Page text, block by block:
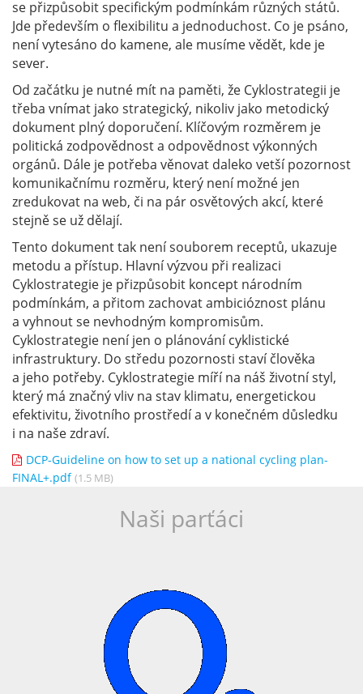
se přizpůsobit specifickým podmínkám různých států.
Jde především o flexibilitu a jednoduchost. Co je psáno,
není vytesáno do kamene, ale musíme vědět, kde je
sever.
Od začátku je nutné mít na paměti, že Cyklostrategii je
třeba vnímat jako strategický, nikoliv jako metodický
dokument plný doporučení. Klíčovým rozměrem je
politická zodpovědnost a odpovědnost výkonných
orgánů. Dále je potřeba věnovat daleko vetší pozornost
komunikačnímu rozměru, který není možné jen
zredukovat na web, či na pár osvětových akcí, které
stejně se už dělají.
Tento dokument tak není souborem receptů, ukazuje
metodu a přístup. Hlavní výzvou při realizaci
Cyklostrategie je přizpůsobit koncept národním
podmínkám, a přitom zachovat ambicióznost plánu
a vyhnout se nevhodným kompromisům.
Cyklostrategie není jen o plánování cyklistické
infrastruktury. Do středu pozornosti staví člověka
a jeho potřeby. Cyklostrategie míří na náš životní styl,
který má značný vliv na stav klimatu, energetickou
efektivitu, životního prostředí a v konečném důsledku
i na naše zdraví.
DCP-Guideline on how to set up a national cycling plan-
FINAL+.pdf (1.5 MB)
Naši parťáci